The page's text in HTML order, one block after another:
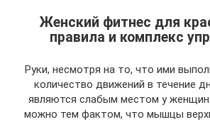
Женский фитнес для
правила и комплекс
Руки, несмотря на то, что ими
количество движений в течение
являются слабым местом у
можно тем фактом, что мышцы